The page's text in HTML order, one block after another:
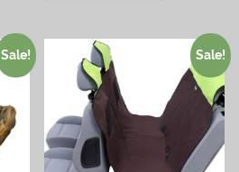
Sale! Sale!